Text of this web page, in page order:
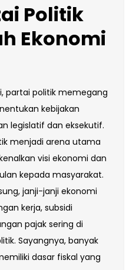
Politik
Ekonomi
partai politik memegang
kebijakan
legislatif dan eksekutif.
menjadi arena utama
visi ekonomi dan
kepada masyarakat.
janji-janji ekonomi
kerja, subsidi
pajak sering di
Sayangnya, banyak
dasar fiskal yang